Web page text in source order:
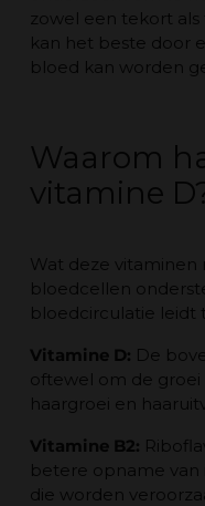
zowel een tekort
kan het beste door
bloed kan worden
Waarom
vitamine
Wat deze
bloedcellen
bloedcirculatie leidt
Vitamine D: De
oftewel om de
haargroei en
Vitamine B2:
betere opname van
die worden